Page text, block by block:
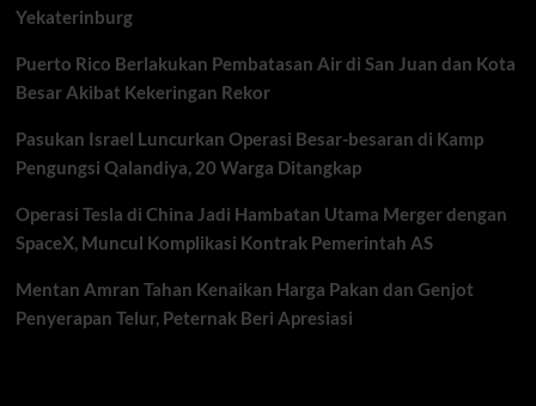
Yekaterinburg
Puerto Rico Berlakukan Pembatasan Air di San Juan dan Kota
Besar Akibat Kekeringan Rekor
Pasukan Israel Luncurkan Operasi Besar-besaran di Kamp
Pengungsi Qalandiya, 20 Warga Ditangkap
Operasi Tesla di China Jadi Hambatan Utama Merger dengan
SpaceX, Muncul Komplikasi Kontrak Pemerintah AS
Mentan Amran Tahan Kenaikan Harga Pakan dan Genjot
Penyerapan Telur, Peternak Beri Apresiasi